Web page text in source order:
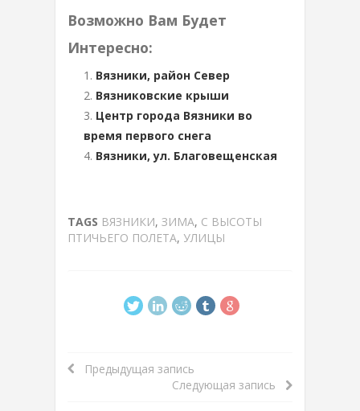
Возможно Вам Будет
Интересно:
Вязники, район Север
Вязниковские крыши
Центр города Вязники во
время первого снега
Вязники, ул. Благовещенская
TAGS ВЯЗНИКИ, ЗИМА, С ВЫСОТЫ
ПТИЧЬЕГО ПОЛЕТА, УЛИЦЫ
Предыдущая запись
Следующая запись